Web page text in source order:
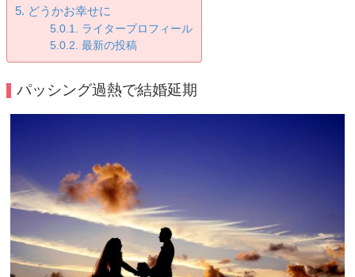
どうかお幸せに
ライタープロフィール
最新の投稿
パッシング過熱で結婚延期